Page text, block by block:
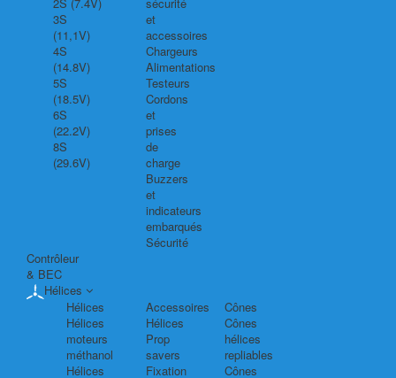
3S
(11,1V)
4S
(14.8V)
5S
(18.5V)
6S
(22.2V)
8S
(29.6V)
et
accessoires
Chargeurs
Alimentations
Testeurs
Cordons
et
prises
de
charge
Buzzers
et
indicateurs
embarqués
Sécurité
Contrôleur
& BEC
Hélices
Hélices
Hélices
moteurs
méthanol
Hélices
Accessoires
Hélices
Prop
savers
Fixation
Cônes
Cônes
hélices
repliables
Cônes